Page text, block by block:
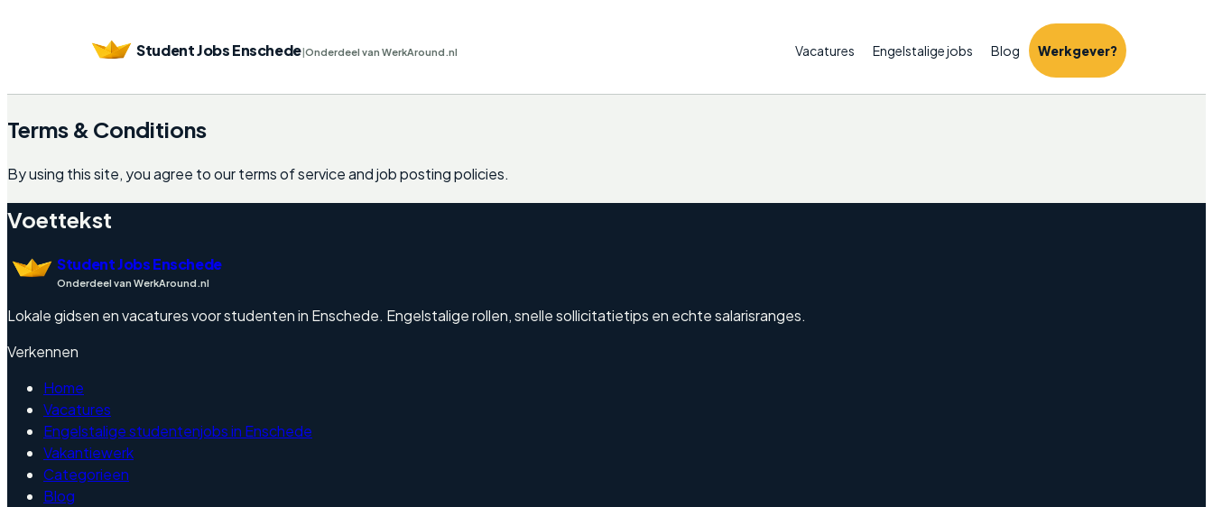
Student Jobs Enschede|Onderdeel van WerkAround.nl Vacatures Engelstalige jobs Blog Werkgever?
Terms & Conditions
By using this site, you agree to our terms of service and job posting policies.
Voettekst
Student Jobs Enschede
Onderdeel van WerkAround.nl
Lokale gidsen en vacatures voor studenten in Enschede. Engelstalige rollen, snelle sollicitatietips en echte salarisranges.
Verkennen
Home
Vacatures
Engelstalige studentenjobs in Enschede
Vakantiewerk
Categorieen
Blog